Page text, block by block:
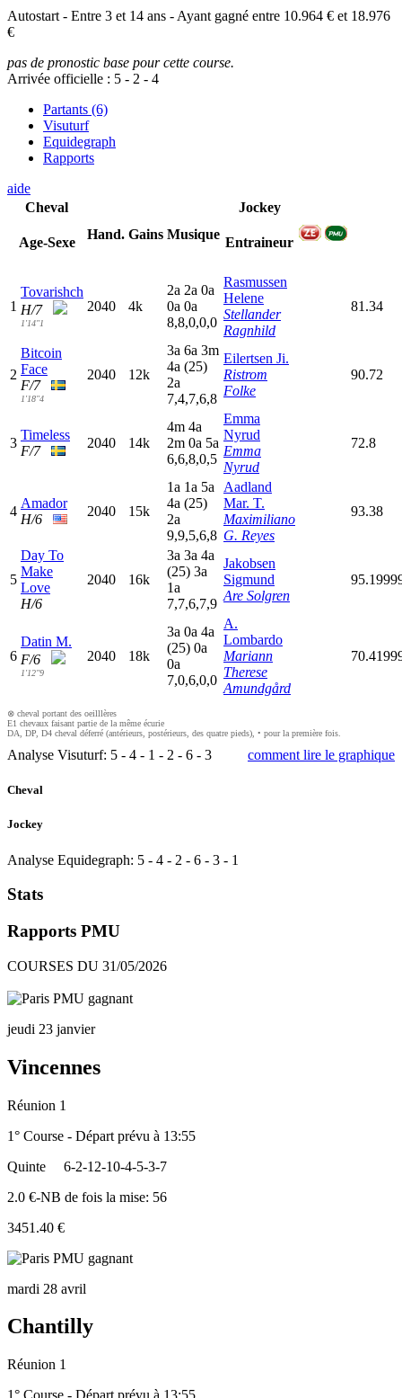
Autostart - Entre 3 et 14 ans - Ayant gagné entre 10.964 € et 18.976
€
pas de pronostic base pour cette course.
Arrivée officielle : 5 - 2 - 4
Partants (6)
Visuturf
Equidegraph
Rapports
aide
Cheval
Age-Sexe
Hand. Gains Musique
Jockey
Entraineur
1
Tovarishch
H/7
1'14"1
2040 4k
2a 2a 0a
0a 0a
8,8,0,0,0
Rasmussen
Helene
Stellander
Ragnhild
81.34
2
Bitcoin
Face
F/7
1'18"4
2040 12k
3a 6a 3m
4a (25)
2a
7,4,7,6,8
Eilertsen Ji.
Ristrom
Folke
90.72
3
Timeless
F/7
2040 14k
4m 4a
2m 0a 5a
6,6,8,0,5
Emma
Nyrud
Emma
Nyrud
72.8
4
Amador
H/6
2040 15k
1a 1a 5a
4a (25)
2a
9,9,5,6,8
Aadland
Mar. T.
Maximiliano
G. Reyes
93.38
5
Day To
Make
Love
H/6
2040 16k
3a 3a 4a
(25) 3a
1a
7,7,6,7,9
Jakobsen
Sigmund
Are Solgren
6
Datin M.
F/6
1'12"9
2040 18k
3a 0a 4a
(25) 0a
0a
7,0,6,0,0
A.
Lombardo
Mariann
Therese
Amundgård
⊗ cheval portant des oeilllères
E1 chevaux faisant partie de la même écurie
DA, DP, D4 cheval déferré (antérieurs, postérieurs, des quatre pieds), • pour la première fois.
Analyse Visuturf: 5 - 4 - 1 - 2 - 6 - 3 comment lire le graphique
Cheval
Jockey
Analyse Equidegraph: 5 - 4 - 2 - 6 - 3 - 1
Stats
Rapports PMU
COURSES DU 31/05/2026
jeudi 23 janvier
Vincennes
Réunion 1
1° Course - Départ prévu à 13:55
Quinte
6-2-12-10-4-5-3-7
2.0 €-NB de fois la mise: 56
3451.40 €
mardi 28 avril
Chantilly
Réunion 1